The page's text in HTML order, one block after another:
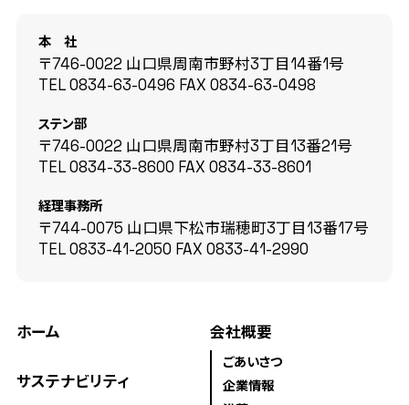
本 社
〒746-0022 山口県周南市野村3丁目14番1号
TEL0834-63-0496 FAX 0834-63-0498
ステン部
〒746-0022 山口県周南市野村3丁目13番21号
TEL0834-33-8600 FAX 0834-33-8601
経理事務所
〒744-0075 山口県下松市瑞穂町3丁目13番17号
TEL0833-41-2050 FAX 0833-41-2990
ホーム
サステナビリティ
会社概要
ごあいさつ
企業情報